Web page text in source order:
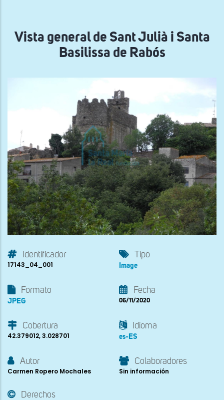
Vista general de Sant Julià i Santa
Basilissa de Rabós
Identificador
17143_04_001
Tipo
Image
Formato
JPEG
Fecha
06/11/2020
Cobertura
42.379012, 3.028701
Idioma
es-ES
Autor
Carmen Ropero Mochales
Colaboradores
Sin información
Derechos